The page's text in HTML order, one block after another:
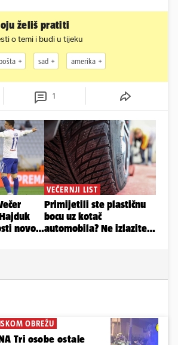
želiš pratiti
o temi i budi u tijeku
pošta sad amerika
1
OBREŽU
Tri osobe ostale